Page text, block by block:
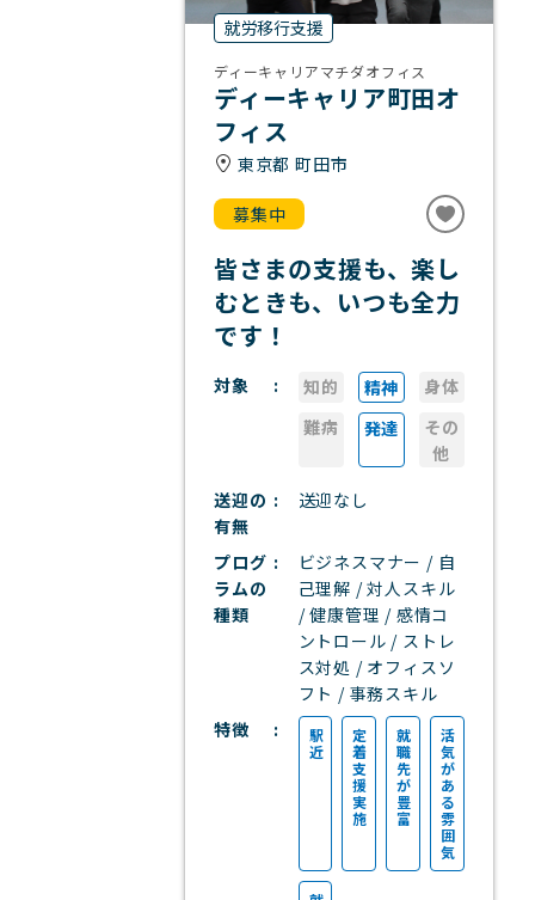
就労移行支援
ディーキャリアマチダオフィス
ディーキャリア町田オ
フィス
東京都 町田市
募集中
皆さまの支援も、楽し
むときも、いつも全力
です！
対象 知的 精神
身体
難病
発達
その
他
送迎の
有無
送迎なし
プログ
ラムの
種類
ビジネスマナー / 自
己理解 / 対人スキル
/ 健康管理 / 感情コ
ントロール / ストレ
ス対処 / オフィスソ
フト / 事務スキル
特徴
駅
近
定
着
支
援
実
施
就
職
先
が
豊
富
活
気
が
あ
る
雰
囲
気